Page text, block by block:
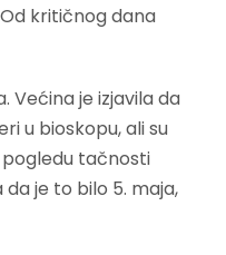
kritičnog dana
Većina je izjavila da
u bioskopu, ali su
pogledu tačnosti
je to bilo 5. maja,